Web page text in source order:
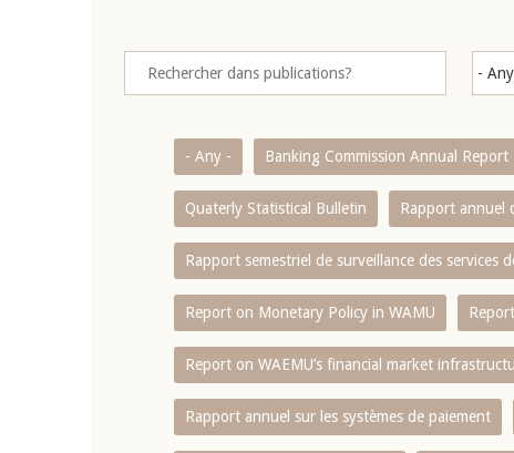
- Any - Banking Commission Annual Report
Quaterly Statistical Bulletin Rapport annuel
Rapport semestriel de surveillance des services
Report on Monetary Policy in WAMU
Report on WAEMU’s financial market
Rapport annuel sur les systèmes de paiement